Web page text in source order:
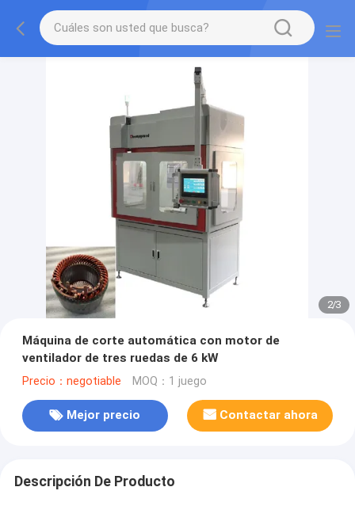
2/3
Máquina de corte automática con motor de
ventilador de tres ruedas de 6 kW
Precio：negotiable MOQ：1 juego
Mejor precio Contactar ahora
Descripción De Producto